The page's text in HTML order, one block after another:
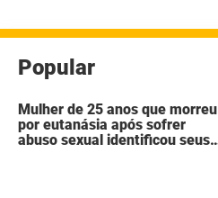
Popular
Mulher de 25 anos que morreu
por eutanásia após sofrer
abuso sexual identificou seus